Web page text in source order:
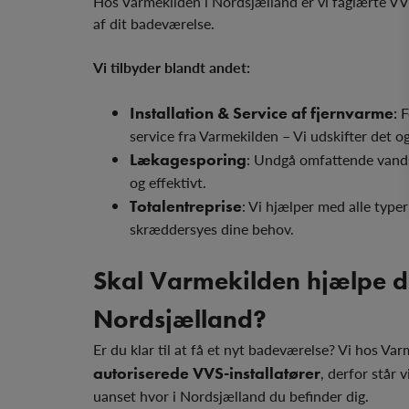
af dit badeværelse.
Vi tilbyder blandt andet:
Installation & Service af fjernvarme:
service fra Varmekilden – Vi udskifter det
Lækagesporing: Undgå omfattende
og effektivt.
Totalentreprise: Vi hjælper med alle
skræddersyes dine behov.
Skal Varmekilden hjælpe
Nordsjælland?
Er du klar til at få et nyt badeværelse? Vi hos
autoriserede VVS-installatører, derfor står
uanset hvor i Nordsjælland du befinder dig.